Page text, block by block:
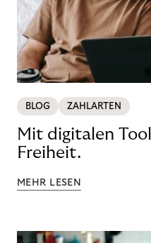
BLOG ZAHLARTEN
Mit digitalen
Freiheit.
MEHR LESEN